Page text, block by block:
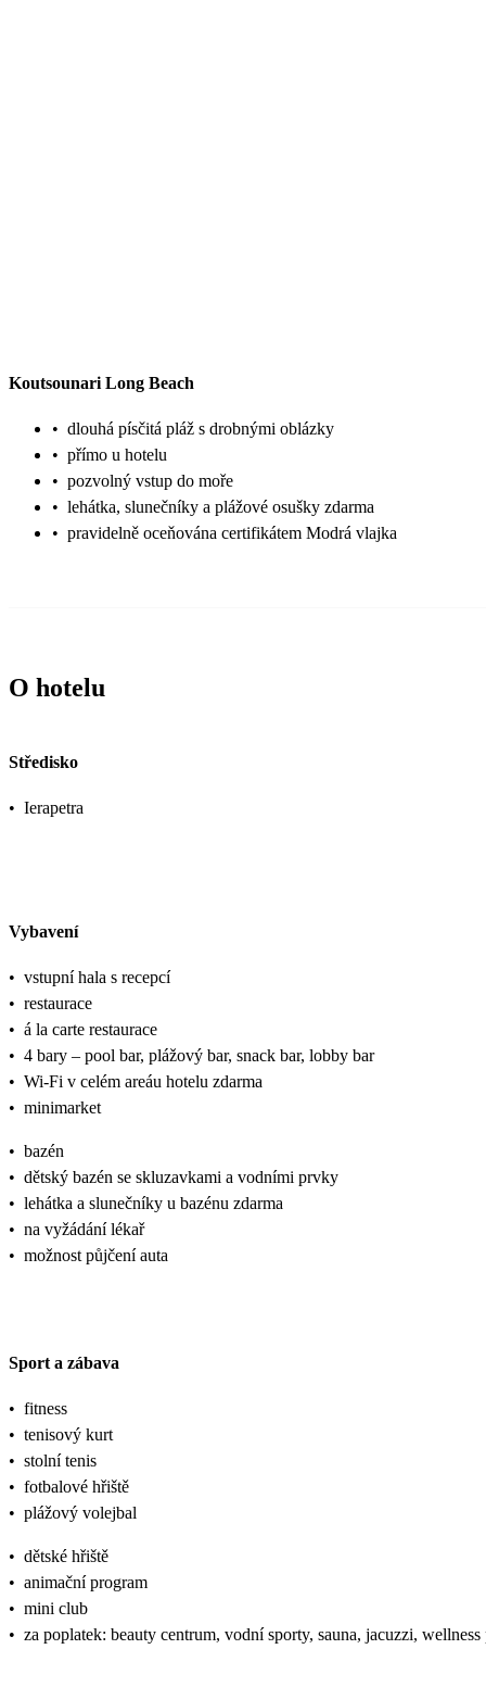
Koutsounari Long Beach
• dlouhá písčitá pláž s drobnými oblázky
• přímo u hotelu
• pozvolný vstup do moře
• lehátka, slunečníky a plážové osušky zdarma
• pravidelně oceňována certifikátem Modrá vlajka
O hotelu
Středisko
• Ierapetra
Vybavení
• vstupní hala s recepcí
• restaurace
• á la carte restaurace
• 4 bary – pool bar, plážový bar, snack bar, lobby bar
• Wi-Fi v celém areáu hotelu zdarma
• minimarket
• bazén
• dětský bazén se skluzavkami a vodními prvky
• lehátka a slunečníky u bazénu zdarma
• na vyžádání lékař
• možnost půjčení auta
Sport a zábava
• fitness
• tenisový kurt
• stolní tenis
• fotbalové hřiště
• plážový volejbal
• dětské hřiště
• animační program
• mini club
• za poplatek: beauty centrum, vodní sporty, sauna, jacuzzi,